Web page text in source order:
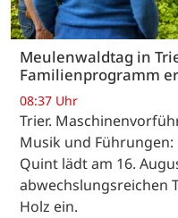
Meulenwaldtag in
Familienprogramm
08:37 Uhr
Trier.
Musik und
Quint lädt am 16.
abwechslungsreichen
Holz ein.